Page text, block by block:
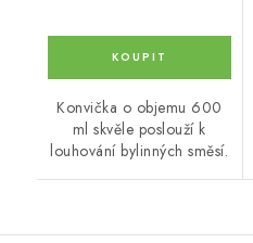
Konvička o objemu 600
ml skvěle poslouží k
louhování bylinných směsí.